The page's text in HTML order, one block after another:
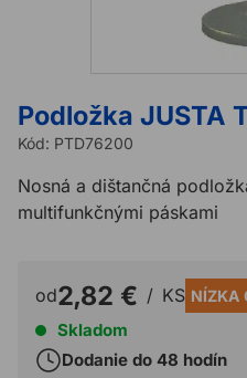
Podložka JUSTA
Kód: PTD76200
Nosná a dištančná
multifunkčnými páskami
od2,82 € / KS NÍZKA
Skladom
Dodanie do 48 hodín